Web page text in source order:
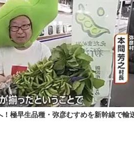
極早生品種・弥彦むすめを新幹線で輸